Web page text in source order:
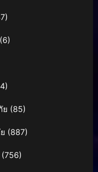
(6)
ย (85)
(887)